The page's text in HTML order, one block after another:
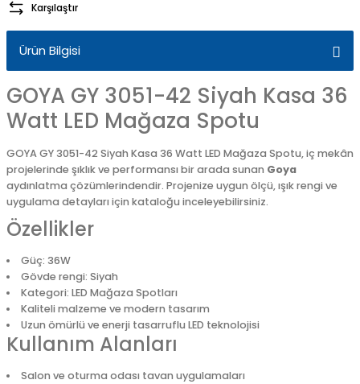
Karşılaştır
Ürün Bilgisi
GOYA GY 3051-42 Siyah Kasa 36
Watt LED Mağaza Spotu
GOYA GY 3051-42 Siyah Kasa 36 Watt LED Mağaza Spotu, iç mekân
projelerinde şıklık ve performansı bir arada sunan Goya
aydınlatma çözümlerindendir. Projenize uygun ölçü, ışık rengi ve
uygulama detayları için kataloğu inceleyebilirsiniz.
Özellikler
Güç: 36W
Gövde rengi: Siyah
Kategori: LED Mağaza Spotları
Kaliteli malzeme ve modern tasarım
Uzun ömürlü ve enerji tasarruflu LED teknolojisi
Kullanım Alanları
Salon ve oturma odası tavan uygulamaları